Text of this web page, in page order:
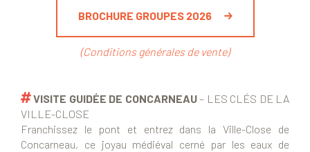
BROCHURE GROUPES 2026
(Conditions générales de vente)
VISITE GUIDÉE DE CONCARNEAU– LES CLÉS DE LA
VILLE-CLOSE
Franchissez le pont et entrez dans la Ville-Close de
Concarneau, ce joyau médiéval cerné par les eaux de